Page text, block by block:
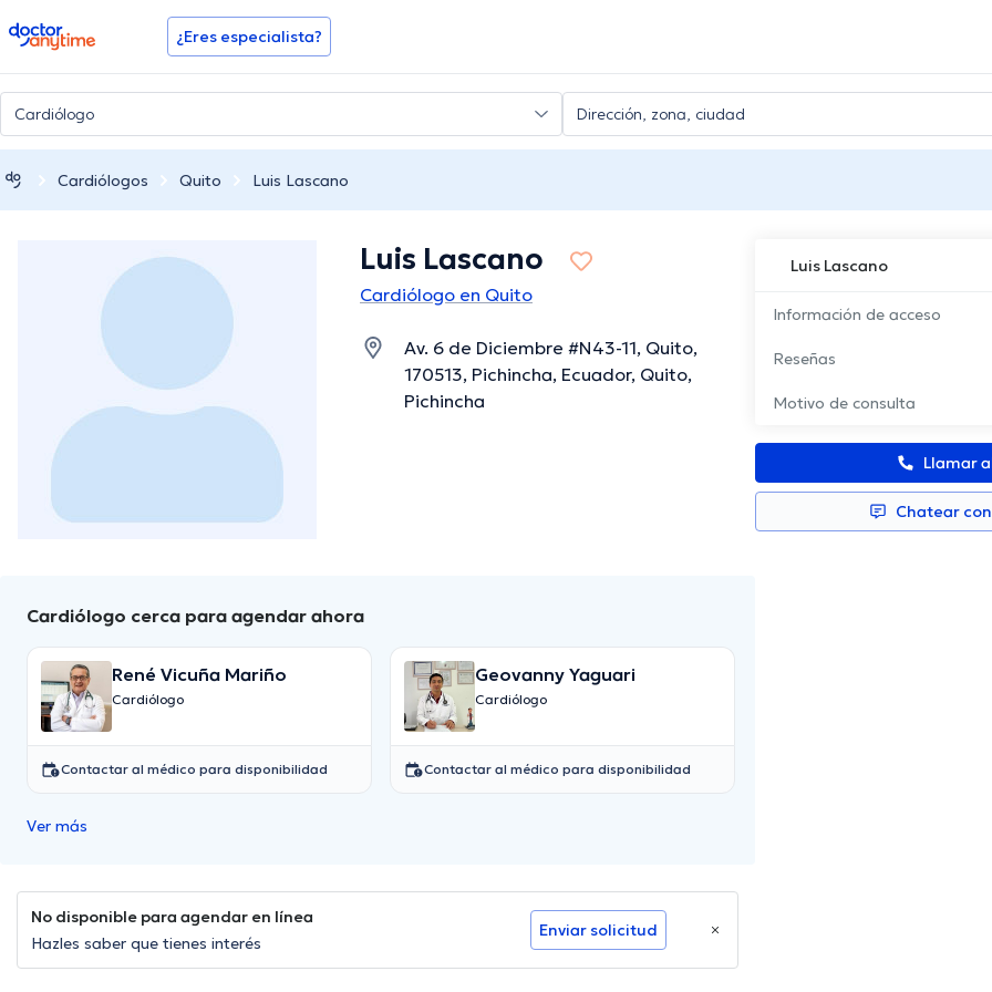
doctoranytime ¿Eres especialista?
Cardiólogos Quito Luis Lascano
Luis Lascano
Información de acceso
Reseñas
Motivo de consulta
Llamar
Chatear
Luis Lascano
Cardiólogo en Quito
Av. 6 de Diciembre #N43-11, Quito,
170513, Pichincha, Ecuador, Quito,
Pichincha
Cardiólogo cerca para agendar ahora
René Vicuña Mariño
Cardiólogo
Contactar al médico para disponibilidad
Geovanny Yaguari
Cardiólogo
Contactar al médico para disponibilidad
Ver más
No disponible para agendar en línea
Hazles saber que tienes interés
Enviar solicitud